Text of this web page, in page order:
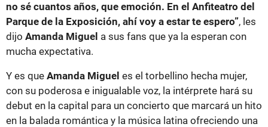
no sé cuantos años, que emoción. En el Anfiteatro del
Parque de la Exposición, ahí voy a estar te espero”, les
dijo Amanda Miguel a sus fans que ya la esperan con
mucha expectativa.
Y es que Amanda Miguel es el torbellino hecha mujer,
con su poderosa e inigualable voz, la intérprete hará su
debut en la capital para un concierto que marcará un hito
en la balada romántica y la música latina ofreciendo una